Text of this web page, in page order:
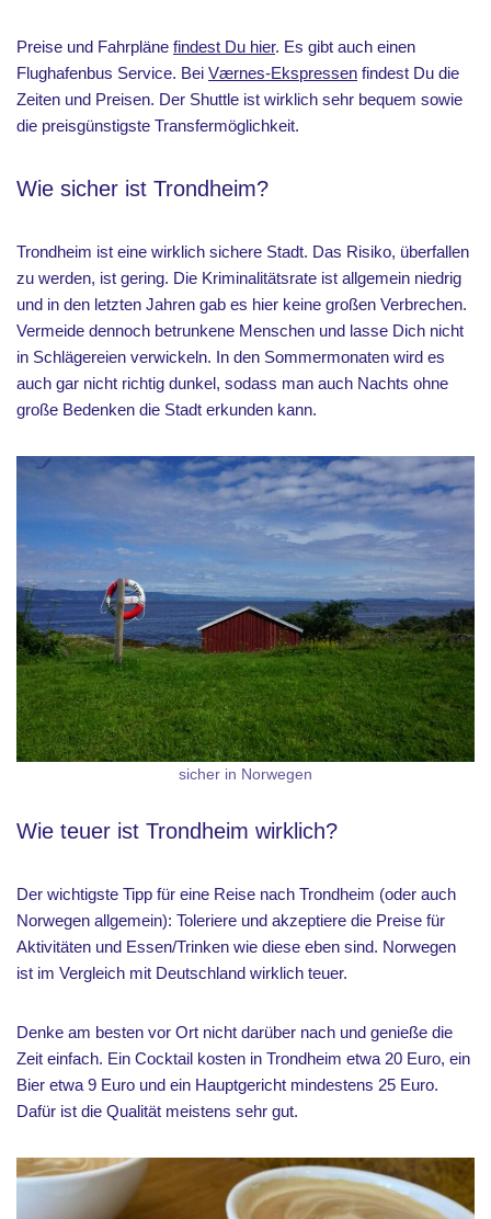
Preise und Fahrpläne findest Du hier. Es gibt auch einen
Flughafenbus Service. Bei Værnes-Ekspressen findest Du die
Zeiten und Preisen. Der Shuttle ist wirklich sehr bequem sowie
die preisgünstigste Transfermöglichkeit.
Wie sicher ist Trondheim?
Trondheim ist eine wirklich sichere Stadt. Das Risiko, überfallen
zu werden, ist gering. Die Kriminalitätsrate ist allgemein niedrig
und in den letzten Jahren gab es hier keine großen Verbrechen.
Vermeide dennoch betrunkene Menschen und lasse Dich nicht
in Schlägereien verwickeln. In den Sommermonaten wird es
auch gar nicht richtig dunkel, sodass man auch Nachts ohne
große Bedenken die Stadt erkunden kann.
sicher in Norwegen
Wie teuer ist Trondheim wirklich?
Der wichtigste Tipp für eine Reise nach Trondheim (oder auch
Norwegen allgemein): Toleriere und akzeptiere die Preise für
Aktivitäten und Essen/Trinken wie diese eben sind. Norwegen
ist im Vergleich mit Deutschland wirklich teuer.
Denke am besten vor Ort nicht darüber nach und genieße die
Zeit einfach. Ein Cocktail kosten in Trondheim etwa 20 Euro, ein
Bier etwa 9 Euro und ein Hauptgericht mindestens 25 Euro.
Dafür ist die Qualität meistens sehr gut.